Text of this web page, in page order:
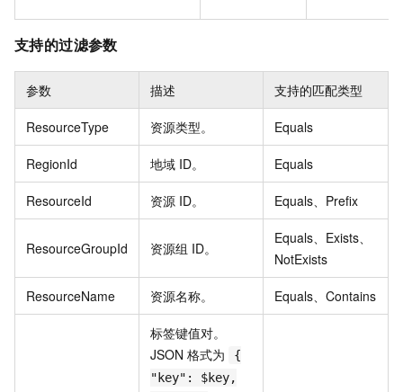
支持的过滤参数
参数 描述 支持的匹配类型
ResourceType 资源类型。 Equals
RegionId 地域 ID。 Equals
ResourceId 资源 ID。 Equals、Prefix
ResourceGroupId 资源组 ID。
Equals、Exists、
NotExists
ResourceName 资源名称。 Equals、Contains
标签键值对。
JSON 格式为
{
"key": $key,